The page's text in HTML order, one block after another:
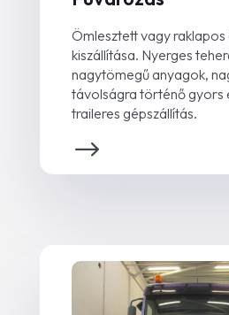
Ömlesztett vagy
kiszállítása. Nyerges
nagytömegű anyagok,
távolságra történő gyors
traileres gépszállítás.